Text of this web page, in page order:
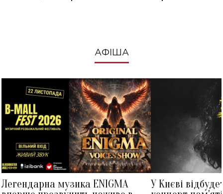
АФІША
Легендарна музика ENIGMA
У Києві